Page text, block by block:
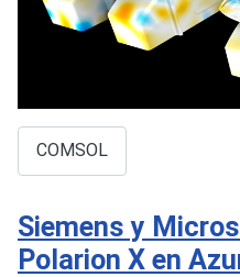
COMSOL
Siemens y
Polarion X en